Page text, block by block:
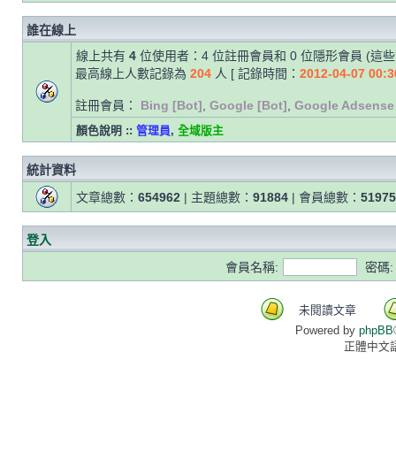
誰在線上
線上共有 4 位使用者：4 位註冊會員和 0 位隱形會員 (這
最高線上人數記錄為 204 人 [ 記錄時間： 2012-04-07
註冊會員： Bing [Bot] Google [Bot] Google
顏色說明 :: 管理員, 全域版主
統計資料
文章總數： 654962 | 主題總數： 91884 | 會員總數： 51975
登入
會員名稱:
密碼:
未閱讀文章
Powered by phpBB
正體中文